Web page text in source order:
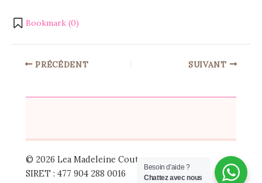
Bookmark (0)
PRÉCÉDENT SUIVANT
© 2026 Lea Madeleine Couture
SIRET : 477 904 288 0016
Besoin d'aide ?
Chattez avec nous